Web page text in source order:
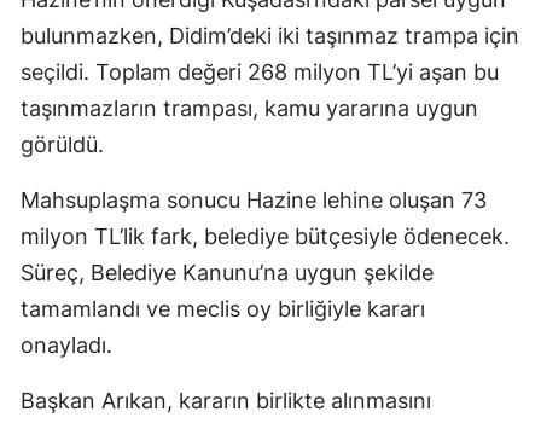
bulunmazken, Didim’deki iki taşınmaz trampa için
seçildi. Toplam değeri 268 milyon TL’yi aşan bu
taşınmazların trampası, kamu yararına uygun
görüldü.
Mahsuplaşma sonucu Hazine lehine oluşan 73
milyon TL’lik fark, belediye bütçesiyle ödenecek.
Süreç, Belediye Kanunu’na uygun şekilde
tamamlandı ve meclis oy birliğiyle kararı
onayladı.
Başkan Arıkan, kararın birlikte alınmasını